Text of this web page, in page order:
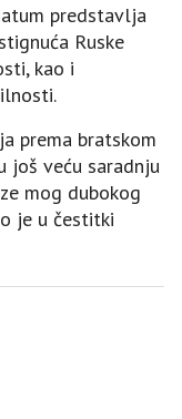
predstavlja
Ruske
kao i
prema bratskom
još veću saradnju
mog dubokog
je u čestitki